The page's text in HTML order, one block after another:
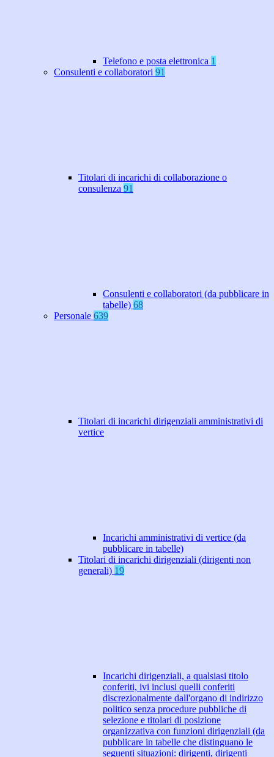
Telefono e posta elettronica 1
Consulenti e collaboratori 91
Titolari di incarichi di collaborazione o
consulenza 91
Consulenti e collaboratori (da pubblicare in
tabelle) 68
Personale 639
Titolari di incarichi dirigenziali amministrativi di
vertice
Incarichi amministrativi di vertice (da
pubblicare in tabelle)
Titolari di incarichi dirigenziali (dirigenti non
generali) 19
Incarichi dirigenziali, a qualsiasi titolo
conferiti, ivi inclusi quelli conferiti
discrezionalmente dall'organo di indirizzo
politico senza procedure pubbliche di
selezione e titolari di posizione
organizzativa con funzioni dirigenziali (da
pubblicare in tabelle che distinguano le
seguenti situazioni: dirigenti, dirigenti